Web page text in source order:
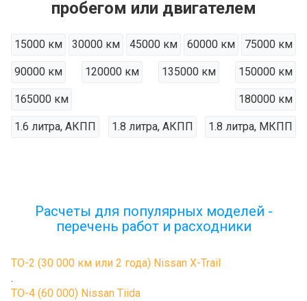
пробегом или двигателем
15000 км 30000 км 45000 км 60000 км 75000 км
90000 км 120000 км 135000 км 150000 км
165000 км 180000 км
1.6 литра, АКПП 1.8 литра, АКПП 1.8 литра, МКПП
Расчеты для популярных моделей -
перечень работ и расходники
ТО-2 (30 000 км или 2 года) Nissan X-Trail
.
ТО-4 (60 000) Nissan Tiida